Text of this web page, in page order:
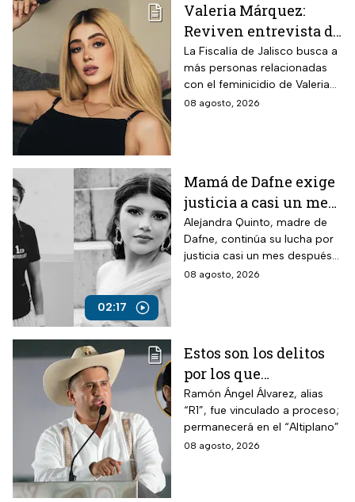
Valeria Márquez:
Reviven entrevista de
Vivian de la torre en
donde se deslindó del
feminicidio de su
amiga
La Fiscalía de Jalisco busca a
más personas relacionadas
con el feminicidio de Valeria
Márquez, mientras vuelve a
08 agosto, 2026
02:17
Mamá de Dafne exige
justicia a casi un mes
de la muerte de su hija
Alejandra Quinto, madre de
Dafne, continúa su lucha por
justicia casi un mes después
del fallecimiento de su hija.
08 agosto, 2026
Estos son los delitos
por los que
vincularon a proceso
al “R1″, presunto autor
intelectual del
asesinato de Carlos
Ramón Ángel Álvarez, alias
“R1”, fue vinculado a proceso;
permanecerá en el “Altiplano”
08 agosto, 2026